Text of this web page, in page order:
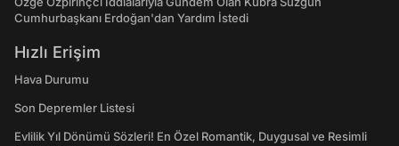
Cumhurbaşkanı Erdoğan'dan Yardım İstedi
Hızlı Erişim
Hava Durumu
Son Depremler Listesi
Evlilik Yıl Dönümü Sözleri! En Özel Romantik, Duygusal ve Resimli